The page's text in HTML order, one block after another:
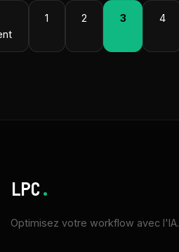
1 2 3 4
LPC.
Optimisez votre workflow avec l'IA.